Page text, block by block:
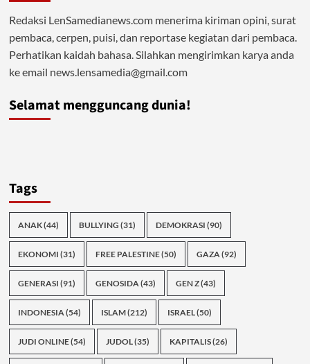
Redaksi LenSamedianews.com menerima kiriman opini, surat
pembaca, cerpen, puisi, dan reportase kegiatan dari pembaca.
Perhatikan kaidah bahasa. Silahkan mengirimkan karya anda
ke email news.lensamedia@gmail.com
Selamat mengguncang dunia!
Tags
ANAK(44) BULLYING (31) DEMOKRASI (90)
EKONOMI (31) FREE PALESTINE(50) GAZA(92)
GENERASI (91) GENOSIDA(43) GEN Z(43)
INDONESIA(54) ISLAM(212) ISRAEL(50)
JUDI ONLINE(54) JUDOL(35) KAPITALIS(26)